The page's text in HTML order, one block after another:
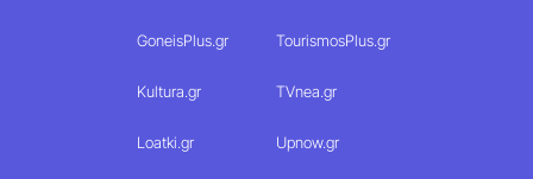
GoneisPlus.gr TourismosPlus.gr
Kultura.gr TVnea.gr
Loatki.gr Upnow.gr